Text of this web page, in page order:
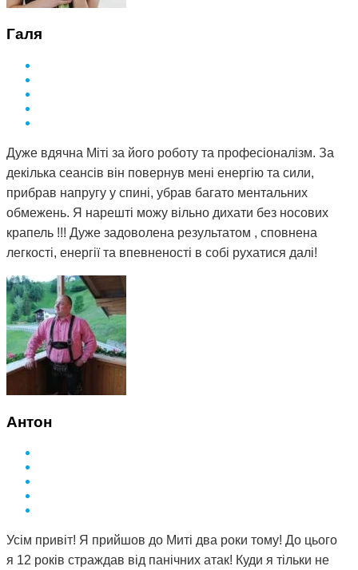
Галя
Дуже вдячна Міті за його роботу та професіоналізм. За
декілька сеансів він повернув мені енергію та сили,
прибрав напругу у спині, убрав багато ментальних
обмежень. Я нарешті можу вільно дихати без носових
крапель !!! Дуже задоволена результатом , сповнена
легкості, енергії та впевненості в собі рухатися далі!
Антон
Усім привіт! Я прийшов до Миті два роки тому! До цього
я 12 років страждав від панічних атак! Куди я тільки не